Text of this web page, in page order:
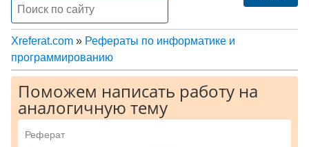
Xreferat.com » Рефераты по информатике и
программированию
Поможем написать работу на
аналогичную тему
Реферат